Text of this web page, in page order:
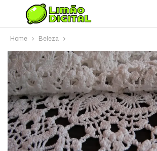
Home Beleza